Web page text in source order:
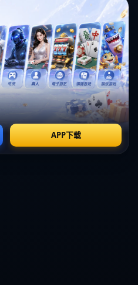
这里是标题